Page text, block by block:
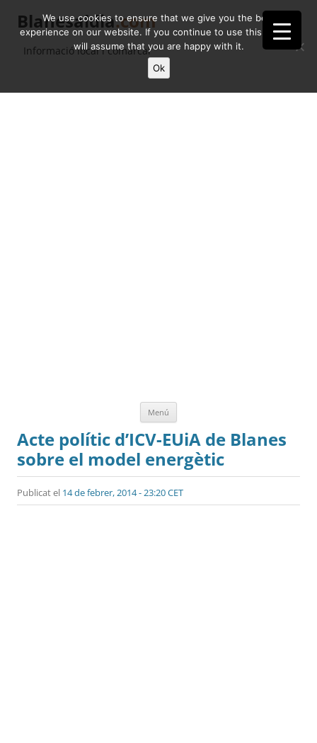
Blanesaldia.com
Informació local i comarcal
Menú
Acte polític d’ICV-EUiA de Blanes
sobre el model energètic
Publicat el 14 de febrer, 2014 - 23:20 CET
We use cookies to ensure that we give you the best
experience on our website. If you continue to use this site we
will assume that you are happy with it.
Ok